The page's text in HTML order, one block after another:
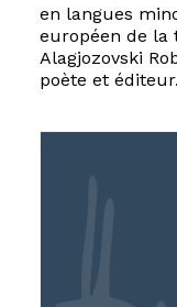
en langues
européen de
Alagjozovski
poète et